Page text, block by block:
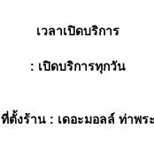
เวลาเปิดบริการ
: เปิดบริการทุกวัน
ที่ตั้งร้าน: เดอะมอลล์ ท่าพระ